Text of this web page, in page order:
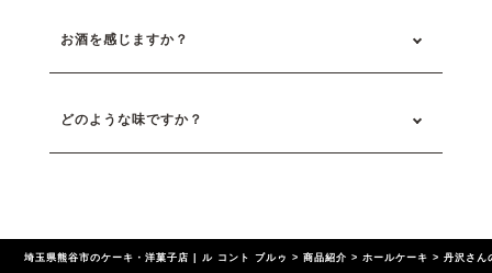
お酒を感じますか？
どのような味ですか？
埼玉県熊谷市のケーキ・洋菓子店 | ル コント ブルゥ >商品紹介 >ホールケーキ >丹沢さん